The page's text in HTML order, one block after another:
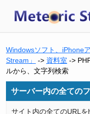
Windowsソフト、iPhone
Stream」
-> 資料室 ->
ルから、文字列検索
サーバー内の全ての
サイト内の全てのURL